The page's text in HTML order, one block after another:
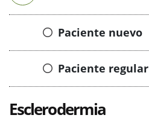
Paciente nuevo
Paciente regular
Esclerodermia